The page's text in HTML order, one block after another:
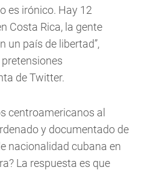
es irónico. Hay 12
Costa Rica, la gente
un país de libertad”,
de Twitter.
centroamericanos al
y documentado de
nacionalidad cubana en
La respuesta es que